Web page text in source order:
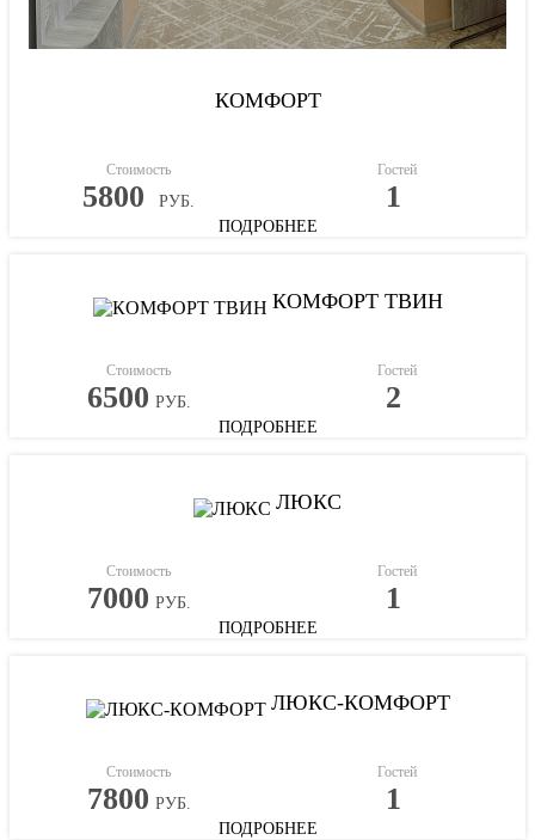
КОМФОРТ
Стоимость
5800 РУБ.
Гостей
1
ПОДРОБНЕЕ
КОМФОРТ ТВИН
Стоимость
6500 РУБ.
Гостей
2
ПОДРОБНЕЕ
ЛЮКС
Стоимость
7000 РУБ.
Гостей
1
ПОДРОБНЕЕ
ЛЮКС-КОМФОРТ
Стоимость
7800 РУБ.
Гостей
1
ПОДРОБНЕЕ